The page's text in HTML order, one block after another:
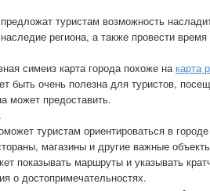
туристам возможность
региона, а также провести время
симеиз карта города похоже накарта
быть очень полезна для туристов,
может предоставить.
туристам ориентироваться в
магазины и другие важные
показывать маршруты и указывать
о достопримечательностях.